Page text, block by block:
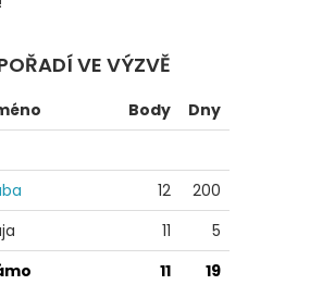
VE VÝZVĚ
Body
Dny
12
200
11
5
11 19